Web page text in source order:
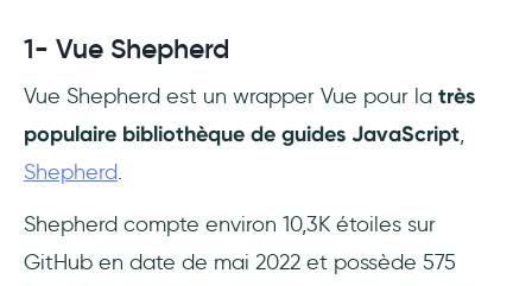
1- Vue Shepherd
Vue Shepherd est un wrapper Vue pour la très
populaire bibliothèque de guides JavaScript,
Shepherd.
Shepherd compte environ 10,3K étoiles sur
GitHub en date de mai 2022 et possède 575